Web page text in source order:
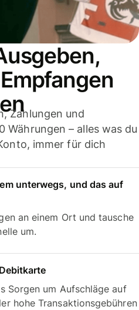
Zahlungen und
Währungen – alles was du
immer für dich
unterwegs, und das auf
an einem Ort und tausche
um.
Sorgen um Aufschläge auf
hohe Transaktionsgebühren